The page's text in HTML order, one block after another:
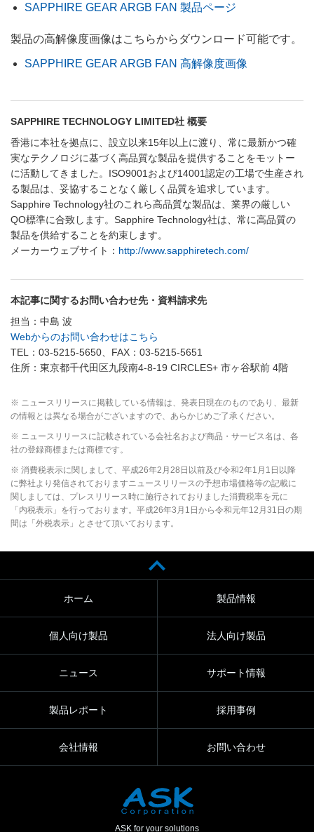
SAPPHIRE GEAR ARGB FAN 製品ページ
製品の高解像度画像はこちらからダウンロード可能です。
SAPPHIRE GEAR ARGB FAN 高解像度画像
SAPPHIRE TECHNOLOGY LIMITED社 概要
香港に本社を拠点に、設立以来15年以上に渡り、常に最新かつ確
実なテクノロジに基づく高品質な製品を提供することをモットー
に活動してきました。ISO9001および14001認定の工場で生産され
る製品は、妥協することなく厳しく品質を追求しています。
Sapphire Technology社のこれら高品質な製品は、業界の厳しい
QO標準に合致します。Sapphire Technology社は、常に高品質の
製品を供給することを約束します。
メーカーウェブサイト： http://www.sapphiretech.com/
本記事に関するお問い合わせ先・資料請求先
担当：中島 波
Webからのお問い合わせはこちら
TEL：03-5215-5650、FAX：03-5215-5651
住所：東京都千代田区九段南4-8-19 CIRCLES+ 市ヶ谷駅前 4階
※ ニュースリリースに掲載している情報は、発表日現在のものであり、最新
の情報とは異なる場合がございますので、あらかじめご了承ください。
※ ニュースリリースに記載されている会社名および商品・サービス名は、各
社の登録商標または商標です。
※ 消費税表示に関しまして、平成26年2月28日以前及び令和2年1月1日以降
に弊社より発信されておりますニュースリリースの予想市場価格等の記載に
関しましては、プレスリリース時に施行されておりました消費税率を元に
「内税表示」を行っております。平成26年3月1日から令和元年12月31日の期
間は「外税表示」とさせて頂いております。
ホーム 製品情報
個人向け製品 法人向け製品
ニュース サポート情報
製品レポート 採用事例
会社情報 お問い合わせ
ASK for your solutions